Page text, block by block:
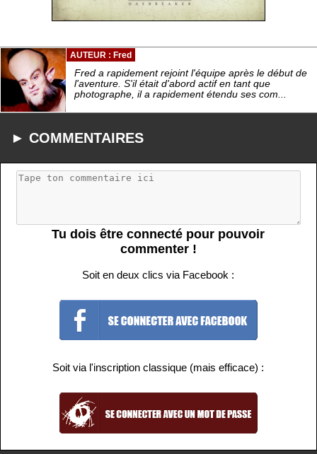
AUTEUR : Fred
Fred a rapidement rejoint l'équipe après le début de
l'aventure. S'il était d'abord actif en tant que
photographe, il a rapidement étendu ses com...
► COMMENTAIRES
Tu dois être connecté pour pouvoir
commenter !
Soit en deux clics via Facebook :
Soit via l'inscription classique (mais efficace) :